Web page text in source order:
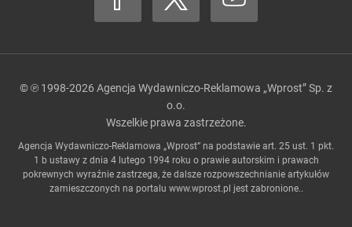
© ℗ 1998-2026 Agencja Wydawniczo-Reklamowa „Wprost” Sp. z
o.o.
Wszelkie prawa zastrzeżone.
Agencja Wydawniczo-Reklamowa „Wprost” na podstawie art. 25 ust. 1 pkt.
1 b ustawy z dnia 4 lutego 1994 roku o prawie autorskim i prawach
pokrewnych wyraźnie zastrzega, że dalsze rozpowszechnianie artykułów
zamieszczonych na portalu www.wprost.pl jest zabronione..